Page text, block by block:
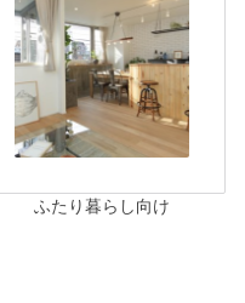
ふたり暮らし向け